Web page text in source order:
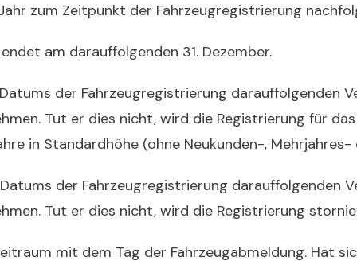
zum Zeitpunkt der Fahrzeugregistrierung
am darauffolgenden 31. Dezember.
der Fahrzeugregistrierung darauffolgenden
Tut er dies nicht, wird die Registrierung für
in Standardhöhe (ohne Neukunden-,
der Fahrzeugregistrierung darauffolgenden
Tut er dies nicht, wird die Registrierung
mit dem Tag der Fahrzeugabmeldung. Hat